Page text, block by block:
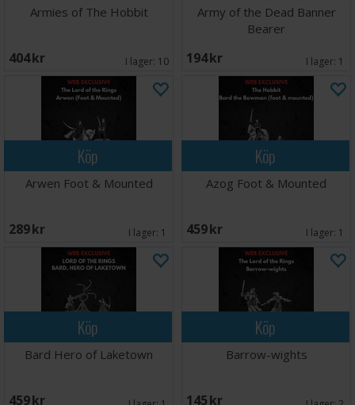
Armies of The Hobbit
404 SEK I lager: 10
Army of the Dead Banner
Bearer
194 SEK I lager: 1
Köp
Arwen Foot & Mounted
289 SEK I lager: 1
Köp
Azog Foot & Mounted
459 SEK I lager: 1
Köp
Bard Hero of Laketown
459 SEK
Köp
Barrow-wights
145 SEK